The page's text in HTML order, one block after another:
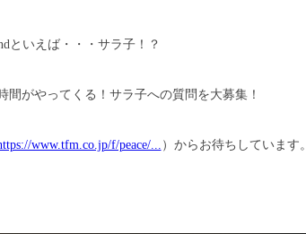
といえば・・・サラ子！？
間がやってくる！サラ子への質問を大募集！
www.tfm.co.jp/f/peace/... ）からお待ちしています。